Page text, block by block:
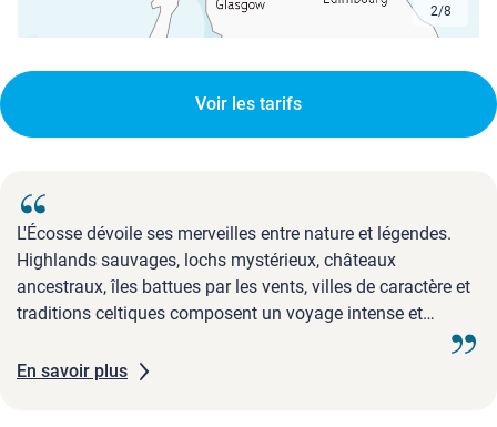
3/8
Voir les tarifs
L'Écosse dévoile ses merveilles entre nature et légendes.
Highlands sauvages, lochs mystérieux, châteaux
ancestraux, îles battues par les vents, villes de caractère et
traditions celtiques composent un voyage intense et
En savoir plus